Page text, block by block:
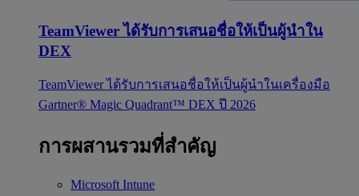
TeamViewer ได้รับการเสนอชื่อให้เป็นผู้นำใน
DEX
TeamViewer ได้รับการเสนอชื่อให้เป็นผู้นำในเครื่องมือ
Gartner® Magic Quadrant™ DEX ปี 2026
การผสานรวมที่สำคัญ
Microsoft Intune